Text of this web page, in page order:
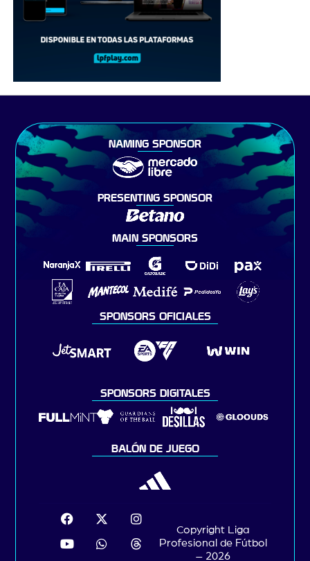
NAMING SPONSOR
PRESENTING SPONSOR
MAIN SPONSORS
SPONSORS OFICIALES
SPONSORS DIGITALES
BALÓN DE JUEGO
Copyright Liga
Profesional de Fútbol
– 2026